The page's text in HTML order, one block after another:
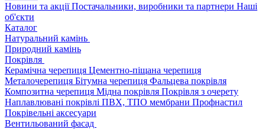
Новини та акціїПостачальники, виробники та партнери Наші
об'єкти
Каталог
Натуральний камінь
Природний камінь
Покрівля
Керамічна черепиця Цементно-піщана черепиця
Металочерепиця Бітумна черепиця Фальцева покрівля
Композитна черепиця Мідна покрівля Покрівля з очерету
Наплавлювані покрівлі ПВХ, ТПО мембрани Профнастил
Покрівельні аксесуари
Вентильований фасад